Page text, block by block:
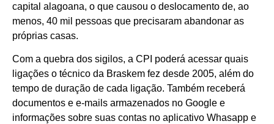
capital alagoana, o que causou o deslocamento de, ao
menos, 40 mil pessoas que precisaram abandonar as
próprias casas.
Com a quebra dos sigilos, a CPI poderá acessar quais
ligações o técnico da Braskem fez desde 2005, além do
tempo de duração de cada ligação. Também receberá
documentos e e-mails armazenados no Google e
informações sobre suas contas no aplicativo Whasapp e